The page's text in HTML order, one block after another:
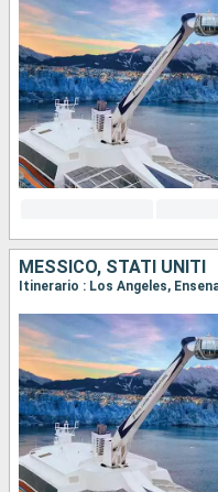
MESSICO, STATI UNITI
Itinerario : Los Angeles,